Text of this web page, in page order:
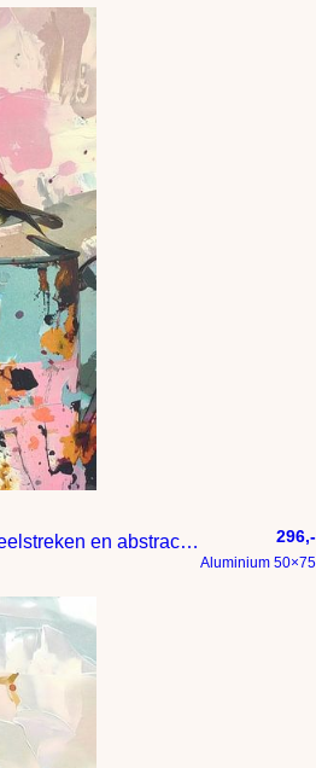
Modern expressief – penseelstreken en abstracte kleurige vlakken 296,-
Aluminium 50×75